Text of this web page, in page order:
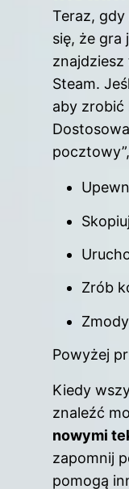
Teraz, gdy
się, że gra
znajdziesz
Steam.
aby zrobić
Zrób
Powyżej
Kiedy
znaleźć
nowymi
zapomnij
pomogą